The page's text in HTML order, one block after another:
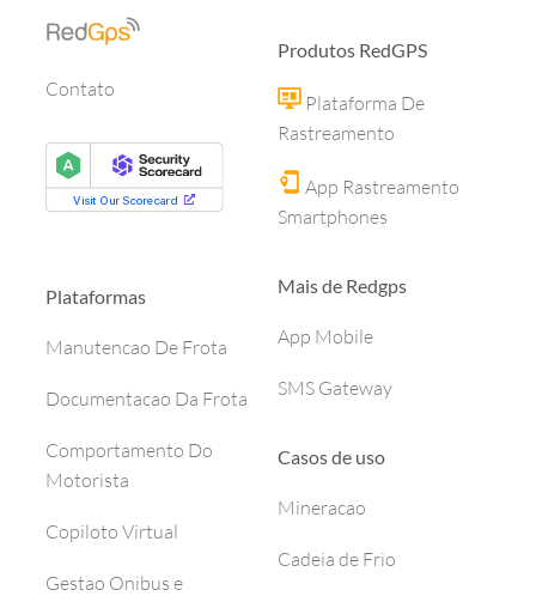
Contato
Plataformas
Manutencao De Frota
Documentacao Da Frota
Comportamento Do
Motorista
Copiloto Virtual
Gestao Onibus e
Produtos RedGPS
Plataforma De
Rastreamento
App Rastreamento
Smartphones
Mais de Redgps
App Mobile
SMS Gateway
Casos de uso
Mineracao
Cadeia de Frio